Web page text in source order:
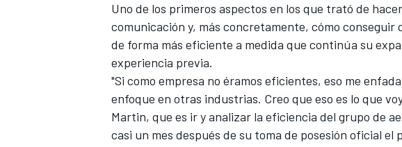
Uno de los primeros aspectos en los que trató de
comunicación y, más concretamente, cómo
de forma más eficiente a medida que continúa su
experiencia previa.
"Si como empresa no éramos eficientes, eso me
enfoque en otras industrias. Creo que eso es lo que
Martin, que es ir y analizar la eficiencia del grupo de
casi un mes después de su toma de posesión oficial el